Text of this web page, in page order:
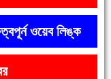
ওয়েব লিঙ্ক